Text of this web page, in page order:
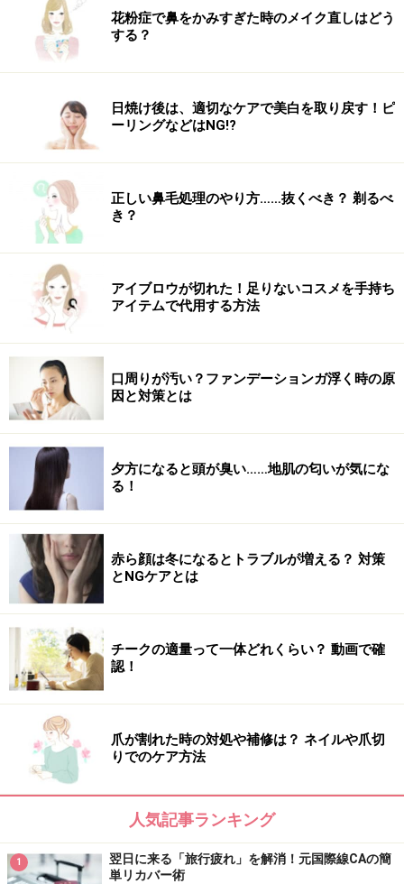
引き締め効果バツグン
ヨガやストレッチなどのように、反動をつけずにゆっく
りと筋肉を伸ばすエクササイズを「スタティック・スト
レッチ」といいますが、かつてはスタティック・ストレ
ッチは柔軟性を高めたり、筋肉の疲労を取るためのもの
とされ、「筋力アップ」や「やせる」といった効果はな
いとされていました。でも、最近ではこうした静的なト
レーニングでも正しいポーズと力の入れ方によっては、
しなやかな筋肉がつき、引き締める
かってきました。
実際、ヨガを長年やっている方を見ると、細いけれど、
かなり筋肉質ですよね。プロのアスリートも筋力アップ
に取り入れているくらいですから、男性諸氏もスタビラ
イゼーションでマッチョなカラダになることももちろん
可能。女性はホルモンの関係で、鍛えてもムキムキなマ
ッチョにはならないのでご安心を。
どうですか？ ちょっとやってみたくなったでしょ？
では、男女別のカッコいいカラダになるためのトレーニ
ング方法を紹介していきましょう。
スタビライゼーションのポーズを3種類ご紹
介！
女性が男性のカラダでもっとも惹きつけられる部分は厚
い胸板、そして引き締まったお腹ではないでしょうか。
スタビライゼーションはコア、つまり体幹を鍛えるのに
非常に効くので、まさにうってつけ。基本のポーズと、
少し慣れてきた人のためバリエーションパターンを紹介
しましょう。
■男前度がアップするポーズ・ベーシック
花粉症で鼻をかみすぎた時のメイク直しはどう
する？
日焼け後は、適切なケアで美白を取り戻す！ピ
ーリングなどはNG!?
正しい鼻毛処理のやり方……抜くべき？ 剃るべ
き？
アイブロウが切れた！足りないコスメを手持ち
アイテムで代用する方法
口周りが汚い？ファンデーションガ浮く時の原
因と対策とは
夕方になると頭が臭い……地肌の匂いが気にな
る！
赤ら顔は冬になるとトラブルが増える？ 対策
とNGケアとは
チークの適量って一体どれくらい？ 動画で確
認！
爪が割れた時の対処や補修は？ ネイルや爪切
りでのケア方法
人気記事ランキング
1
翌日に来る「旅行疲れ」を解消！元国際線CAの簡
単リカバー術